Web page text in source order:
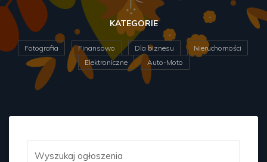
KATEGORIE
Fotografia Finansowo Dla biznesu
Nieruchomości
Elektroniczne
Auto-Moto